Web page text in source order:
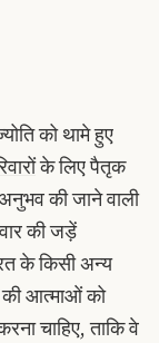
को थामे हुए
के लिए पैतृक
की जाने वाली
की जड़ें
के किसी अन्य
की आत्माओं को
चाहिए, ताकि वे